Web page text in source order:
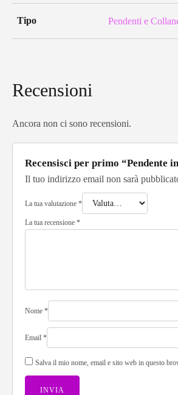
Tipo Pendenti e
Recensioni
Ancora non ci sono recensioni.
Recensisci per primo “Pendente
Il tuo indirizzo email non sarà
La tua valutazione *
La tua recensione *
Nome *
Email *
Salva il mio nome, email e sito web in questo